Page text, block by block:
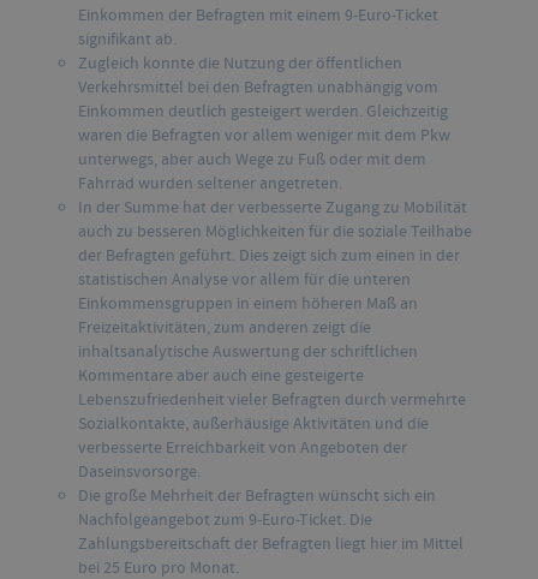
Einkommen der Befragten mit einem 9-Euro-Ticket
signifikant ab.
Zugleich konnte die Nutzung der öffentlichen
Verkehrsmittel bei den Befragten unabhängig vom
Einkommen deutlich gesteigert werden. Gleichzeitig
waren die Befragten vor allem weniger mit dem Pkw
unterwegs, aber auch Wege zu Fuß oder mit dem
Fahrrad wurden seltener angetreten.
In der Summe hat der verbesserte Zugang zu Mobilität
auch zu besseren Möglichkeiten für die soziale Teilhabe
der Befragten geführt. Dies zeigt sich zum einen in der
statistischen Analyse vor allem für die unteren
Einkommensgruppen in einem höheren Maß an
Freizeitaktivitäten, zum anderen zeigt die
inhaltsanalytische Auswertung der schriftlichen
Kommentare aber auch eine gesteigerte
Lebenszufriedenheit vieler Befragten durch vermehrte
Sozialkontakte, außerhäusige Aktivitäten und die
verbesserte Erreichbarkeit von Angeboten der
Daseinsvorsorge.
Die große Mehrheit der Befragten wünscht sich ein
Nachfolgeangebot zum 9-Euro-Ticket. Die
Zahlungsbereitschaft der Befragten liegt hier im Mittel
bei 25 Euro pro Monat.